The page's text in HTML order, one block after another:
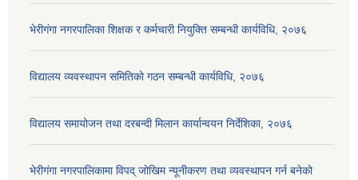
भेरीगंगा नगरपालिका शिक्षक र कर्मचारी नियुक्ति सम्बन्धी कार्यविधि, २०७६
विद्यालय व्यवस्थापन समितिको गठन सम्बन्धी कार्यविधि, २०७६
विद्यालय समायोजन तथा दरबन्दी मिलान कार्यान्वयन निर्देशिका, २०७६
भेरीगंगा नगरपालिकामा विपद् जोखिम न्यूनीकरण तथा व्यवस्थापन गर्न बनेको